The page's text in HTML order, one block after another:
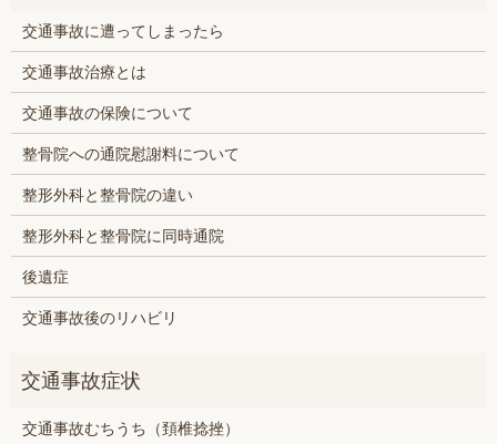
交通事故に遭ってしまったら
交通事故治療とは
交通事故の保険について
整骨院への通院慰謝料について
整形外科と整骨院の違い
整形外科と整骨院に同時通院
後遺症
交通事故後のリハビリ
交通事故むちうち（頚椎捻挫）